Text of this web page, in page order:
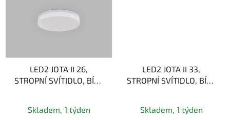
LED2 JOTA II 26,
STROPNÍ SVÍTIDLO, BÍLÁ
Skladem, 1 týden
LED2 JOTA II 33,
STROPNÍ SVÍTIDLO, BÍLÁ
hodnocení
Skladem, 1 týden